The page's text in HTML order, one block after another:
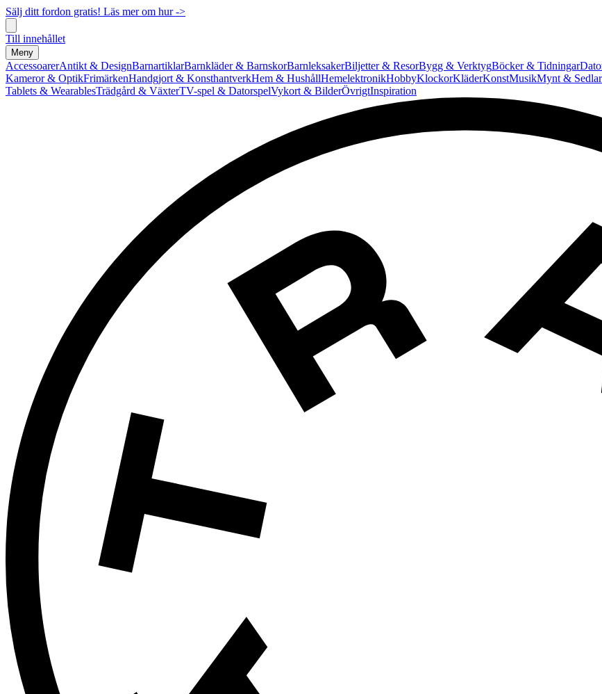
Sälj ditt fordon gratis! Läs mer om hur ->
Till innehållet
Meny
AccessoarerAntikt & DesignBarnartiklarBarnkläder & BarnskorBarnleksakerBiljetter & ResorBygg & VerktygBöcker & Tidningar
Kameror & OptikFrimärkenHandgjort & KonsthantverkHem & HushållHemelektronikHobbyKlockorKläderKonstMusikMynt & Sedlar
Tablets & WearablesTrädgård & VäxterTV-spel & DatorspelVykort & BilderÖvrigtInspiration